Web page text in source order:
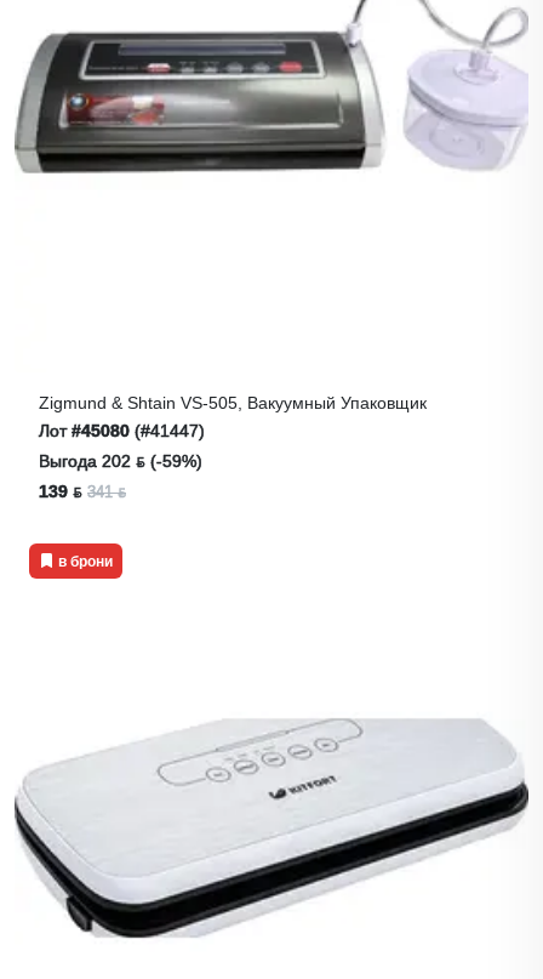
Zigmund & Shtain VS-505, Вакуумный Упаковщик
Лот#45080 (#41447)
Выгода 202 ƃ (-59%)
139 ƃ 341 ƃ
в брони